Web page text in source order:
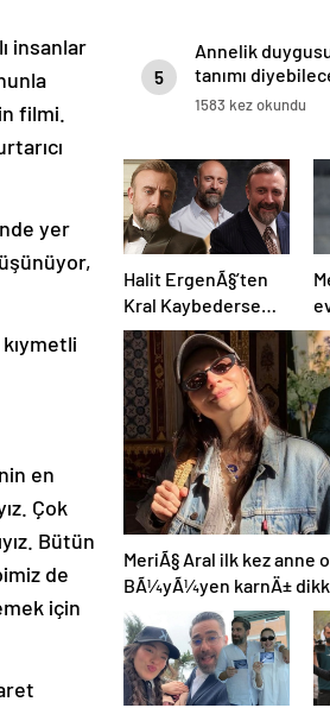
insanlar
filmi.
yer
en
Çok
Bütün
de
için
5
Annelik
tanımı
1583 kez okundu
Halit ErgenÃ§’ten
Kral Kaybederse
itirafÄ±: Kenan
Baran farklÄ± bir
insan
MeriÃ§ Aral ilk kez anne
BÃ¼yÃ¼yen karnÄ±